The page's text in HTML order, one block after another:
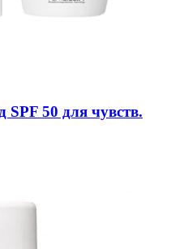
50 для чувств.